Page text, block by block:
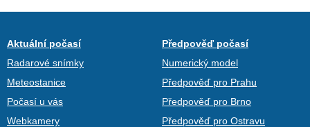
Aktuální počasí
Radarové snímky
Meteostanice
Počasí u vás
Webkamery
Předpověď počasí
Numerický model
Předpověď pro Prahu
Předpověď pro Brno
Předpověď pro Ostravu